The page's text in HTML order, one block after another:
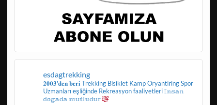
esdagtrekking
𝟐𝟎𝟎𝟑'𝐝𝐞𝐧 𝐛𝐞𝐫𝐢TrekkingBisikletKampOryantiringSpor
Uzmanları eşliğinde Rekreasyon faaliyetleri𝕀𝕟𝕤𝕒𝕟
𝕕𝕠𝕘𝕒𝕕𝕒 𝕞𝕦𝕥𝕝𝕦𝕕𝕦𝕣